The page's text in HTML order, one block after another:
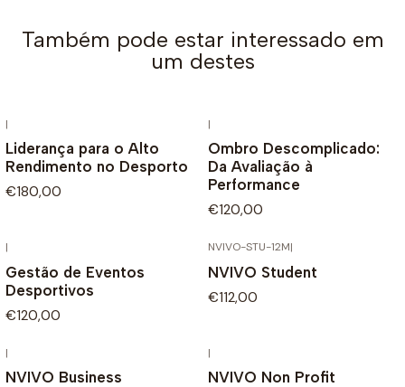
Também pode estar interessado em
um destes
|
Liderança para o Alto
Rendimento no Desporto
€180,00
|
Ombro Descomplicado:
Da Avaliação à
Performance
€120,00
|
Gestão de Eventos
Desportivos
€120,00
NVIVO-STU-12M|
NVIVO Student
€112,00
|
NVIVO Business
|
NVIVO Non Profit